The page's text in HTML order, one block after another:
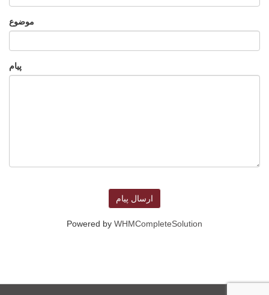
موضوع
پیام
ارسال پیام
Powered by WHMCompleteSolution